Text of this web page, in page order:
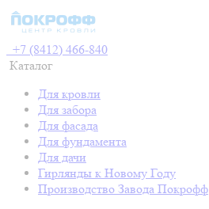
+7 (8412) 466-840
Каталог
Для кровли
Для забора
Для фасада
Для фундамента
Для дачи
Гирлянды к Новому Году
Производство Завода Покрофф